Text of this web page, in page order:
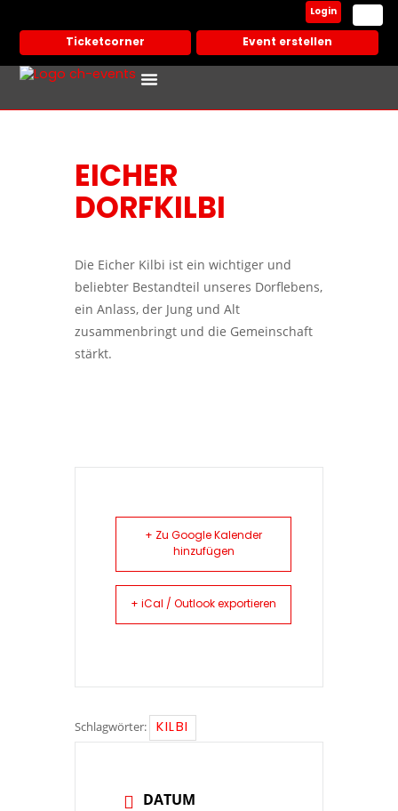
Ticketcorner Event erstellen
Login
EICHER
DORFKILBI
Die Eicher Kilbi ist ein wichtiger und
beliebter Bestandteil unseres Dorflebens,
ein Anlass, der Jung und Alt
zusammenbringt und die Gemeinschaft
stärkt.
+ Zu Google Kalender
hinzufügen
+ iCal / Outlook exportieren
Schlagwörter: KILBI
DATUM